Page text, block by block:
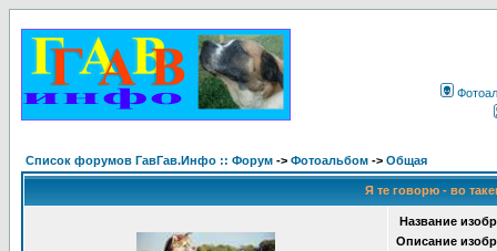
Список форумов ГавГав.Инфо :: Форум -> Фотоальбом -> Общая
Я те говорю - во
Название
Описание